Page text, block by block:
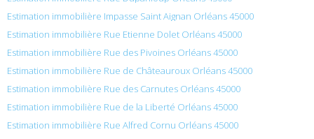
Estimation immobilière Impasse Saint Aignan Orléans 45000
Estimation immobilière Rue Etienne Dolet Orléans 45000
Estimation immobilière Rue des Pivoines Orléans 45000
Estimation immobilière Rue de Châteauroux Orléans 45000
Estimation immobilière Rue des Carnutes Orléans 45000
Estimation immobilière Rue de la Liberté Orléans 45000
Estimation immobilière Rue Alfred Cornu Orléans 45000